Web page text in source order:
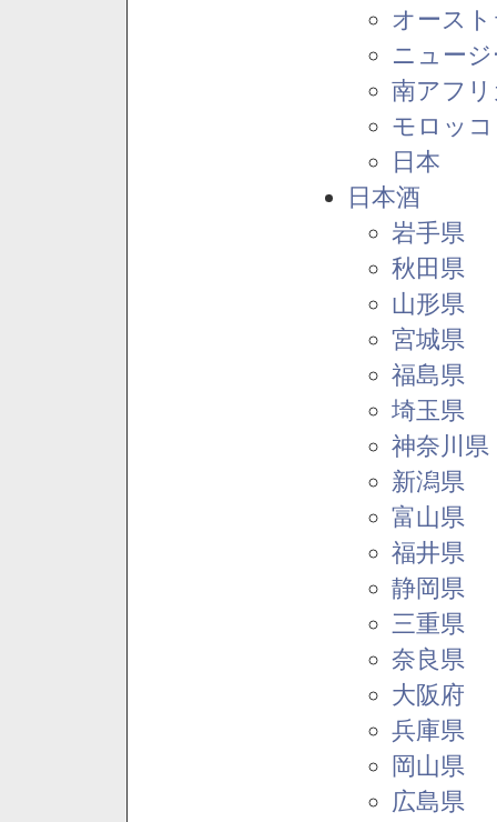
オース
ニュー
南アフ
モロッコ
日本
日本酒
岩手県
秋田県
山形県
宮城県
福島県
埼玉県
神奈川県
新潟県
富山県
福井県
静岡県
三重県
奈良県
大阪府
兵庫県
岡山県
広島県